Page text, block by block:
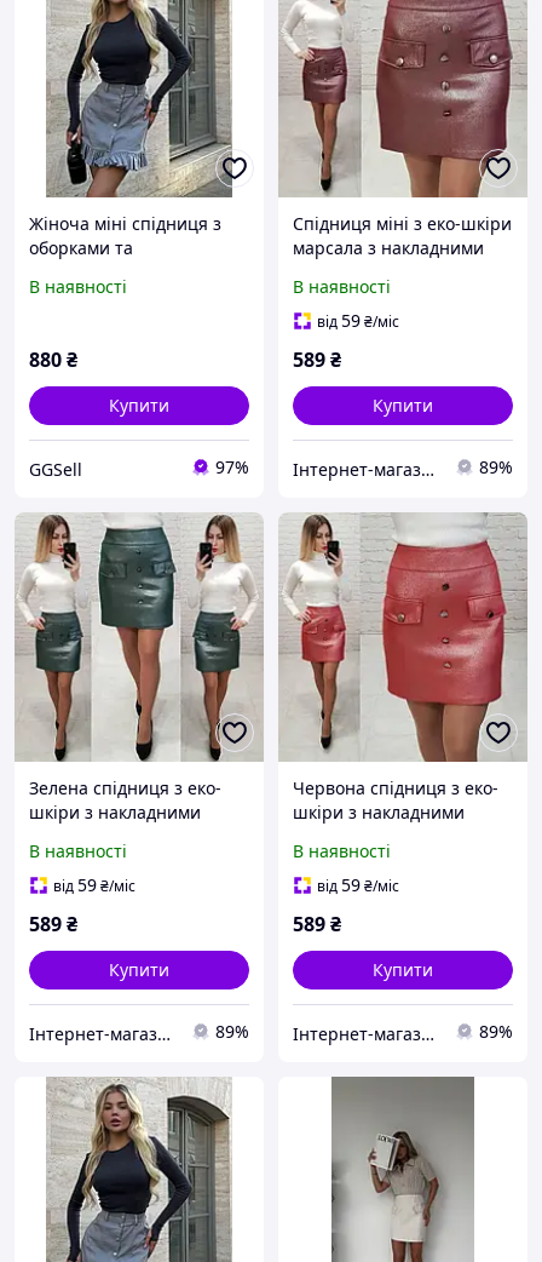
Жіноча міні спідниця з
оборками та
ґудзиками
В наявності
880₴
Купити
GGSell 97%
Спідниця міні з еко-шкіри
марсала з накладними
декоративними
ґудзиками Art 321
В наявності
від59₴/міс
589₴
Купити
Інтернет-магазин OK Shop 89%
Зелена спідниця з еко-
шкіри з накладними
жіноча Art 321
В наявності
від59₴/міс
589₴
Купити
Інтернет-магазин OK Shop 89%
Червона спідниця з еко-
шкіри з накладними
декоративними
ґудзиками Art 321
В наявності
від59₴/міс
589₴
Купити
Інтернет-магазин OK Shop 89%